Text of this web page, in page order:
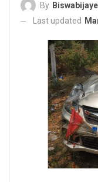
By
Last updated